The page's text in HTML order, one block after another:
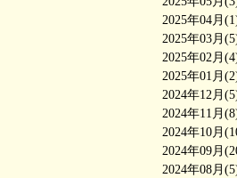
2025年04月
2025年03月
2025年02月
2025年01月
2024年12月
2024年11月
2024年10月
2024年09月
2024年08月